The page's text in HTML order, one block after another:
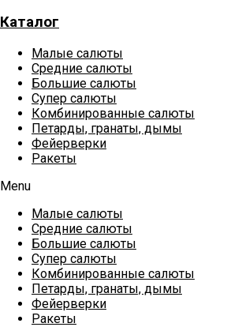
Каталог
Малые салюты
Средние салюты
Большие салюты
Супер салюты
Комбинированные салюты
Петарды, гранаты, дымы
Фейерверки
Ракеты
Menu
Малые салюты
Средние салюты
Большие салюты
Супер салюты
Комбинированные салюты
Петарды, гранаты, дымы
Фейерверки
Ракеты